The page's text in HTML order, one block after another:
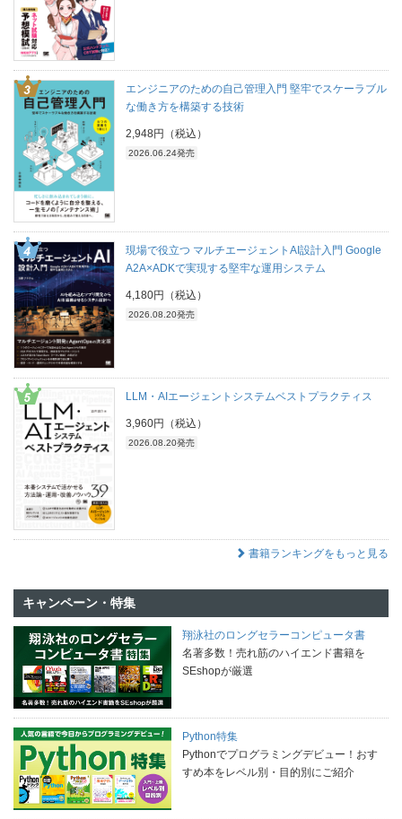
エンジニアのための自己管理入門 堅牢でスケーラブル
な働き方を構築する技術
2,948円（税込）
2026.06.24発売
現場で役立つ マルチエージェントAI設計入門 Google
A2A×ADKで実現する堅牢な運用システム
4,180円（税込）
2026.08.20発売
LLM・AIエージェントシステムベストプラクティス
3,960円（税込）
2026.08.20発売
書籍ランキングをもっと見る
キャンペーン・特集
翔泳社のロングセラーコンピュータ書
名著多数！売れ筋のハイエンド書籍を
SEshopが厳選
Python特集
Pythonでプログラミングデビュー！おす
すめ本をレベル別・目的別にご紹介